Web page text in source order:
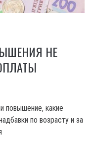
НЕ
повышение, какие
по возрасту и за